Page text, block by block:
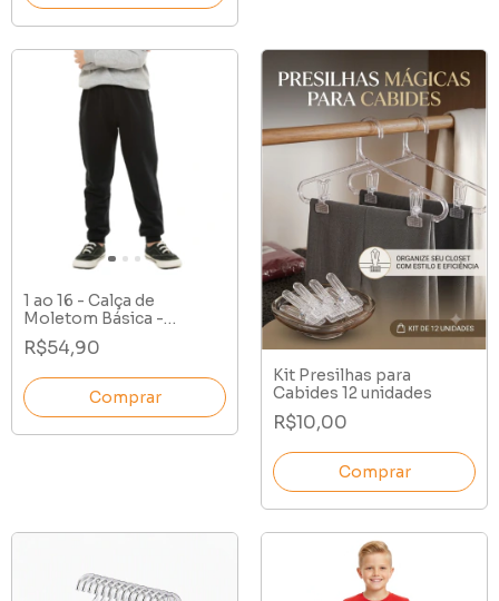
1 ao 16 - Calça de
Moletom Básica -
Peluciada
R$54,90
Comprar
Kit Presilhas para
Cabides 12 unidades
R$10,00